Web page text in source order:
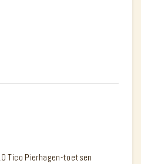
Tico Pierhagen-toetsen